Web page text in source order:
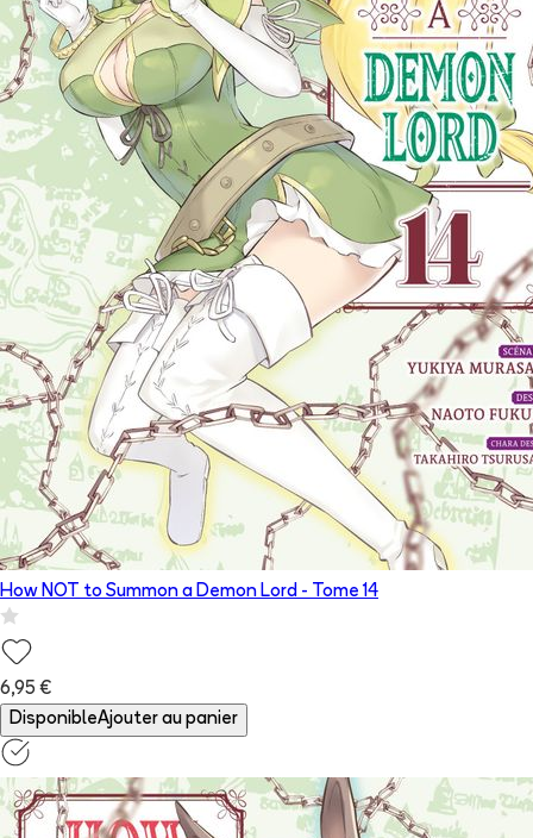
How NOT to Summon a Demon Lord - Tome 14
6,95 €
DisponibleAjouter au panier